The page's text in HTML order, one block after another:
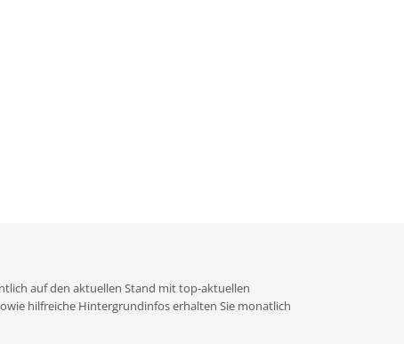
auf den aktuellen Stand mit top-aktuellen
hilfreiche Hintergrundinfos erhalten Sie monatlich